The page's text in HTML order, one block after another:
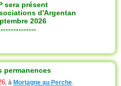
sera présent
d'Argentan
2026
permanences
, à Mortagne au Perche.